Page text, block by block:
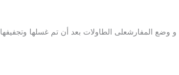
و وضع المفارشعلى الطاولات بعد أن تم غسلها وتجفيفها